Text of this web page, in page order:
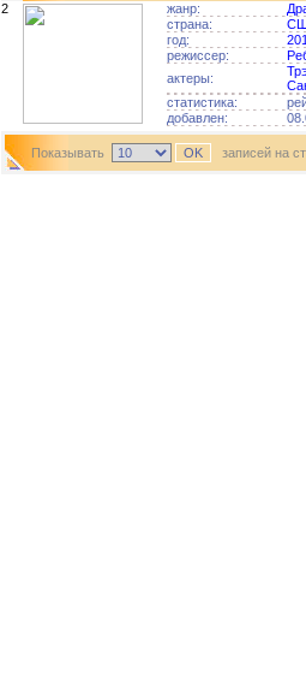
2
жанр:
страна:
год:
режиссер:
актеры:
статистика:
добавлен:
Показывать записей на